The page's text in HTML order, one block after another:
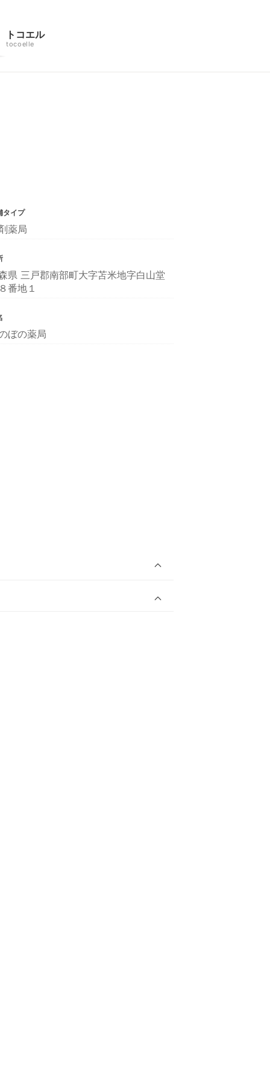
トコエル
tocoelle
タイプ
薬局
県 三戸郡南部町大字苫米地字白山堂
番地１
ぼの薬局